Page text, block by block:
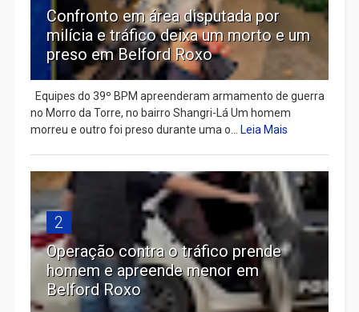
Confronto em área disputada por
milícia e tráfico deixa um morto e um
preso em Belford Roxo
Equipes do 39º BPM apreenderam armamento de guerra
no Morro da Torre, no bairro Shangri-Lá Um homem
morreu e outro foi preso durante uma o... Leia Mais
2
Operação contra o tráfico prende
homem e apreende menor em
Belford Roxo